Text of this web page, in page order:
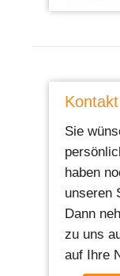
Kontakt
Sie
haben
unseren
Dann
zu uns
auf Ihre